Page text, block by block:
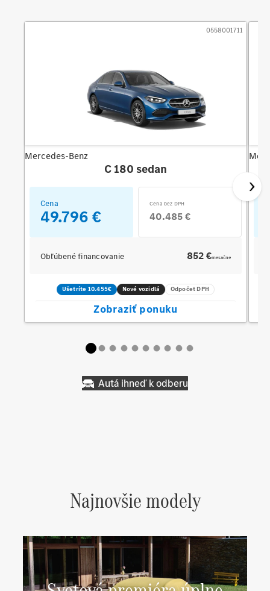
Mercedes-Benz
C 180 sedan
0558001711
Cena
49.796 €
Cena bez DPH
40.485 €
Obľúbené financovanie 852 €mesačne
Ušetríte 10.455€ Nové vozidlá Odpočet DPH
Zobraziť ponuku
Autá ihneď k odberu
Najnovšie modely